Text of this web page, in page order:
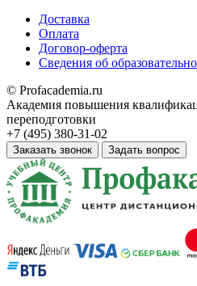
Доставка
Оплата
Договор-оферта
Сведения об
© Profacademia.ru
Академия повышения
переподготовки
+7 (495) 380-31-02
Заказать звонок Задать вопрос